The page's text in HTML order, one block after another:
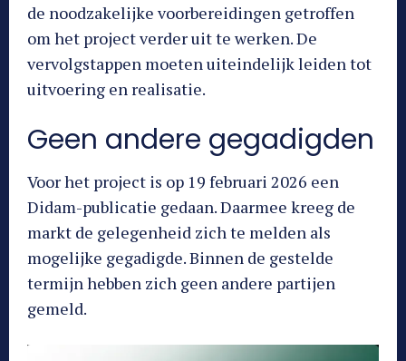
de noodzakelijke voorbereidingen getroffen
om het project verder uit te werken. De
vervolgstappen moeten uiteindelijk leiden tot
uitvoering en realisatie.
Geen andere gegadigden
Voor het project is op 19 februari 2026 een
Didam-publicatie gedaan. Daarmee kreeg de
markt de gelegenheid zich te melden als
mogelijke gegadigde. Binnen de gestelde
termijn hebben zich geen andere partijen
gemeld.